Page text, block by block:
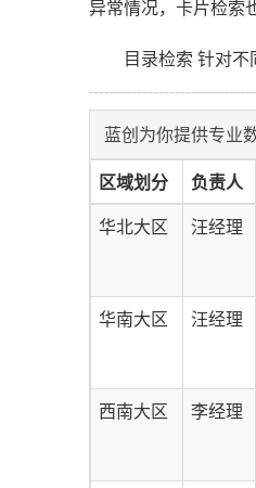
异常情况，卡片检索
目录检索 针对不同
蓝创为你提供专业
区域划分
负责人
华北大区
汪经理
华南大区 汪经理
西南大区 李经理